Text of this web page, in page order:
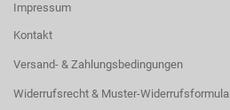
Impressum
Kontakt
Versand- & Zahlungsbedingungen
Widerrufsrecht & Muster-